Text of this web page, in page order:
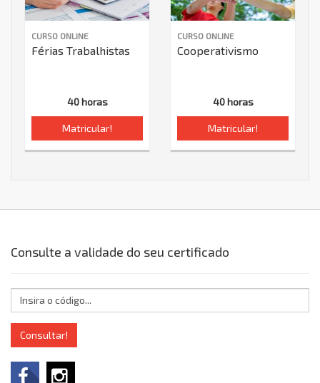
CURSO ONLINE
Férias Trabalhistas
40 horas
Matricular!
CURSO ONLINE
Cooperativismo
40 horas
Matricular!
Consulte a validade do seu certificado
Consultar!